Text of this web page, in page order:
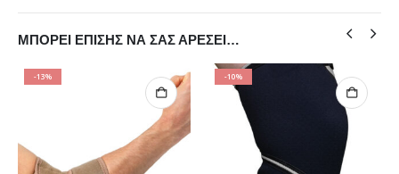
ΜΠΟΡΕΊ ΕΠΊΣΗΣ ΝΑ ΣΑΣ ΑΡΈΣΕΙ…
-13% -10%